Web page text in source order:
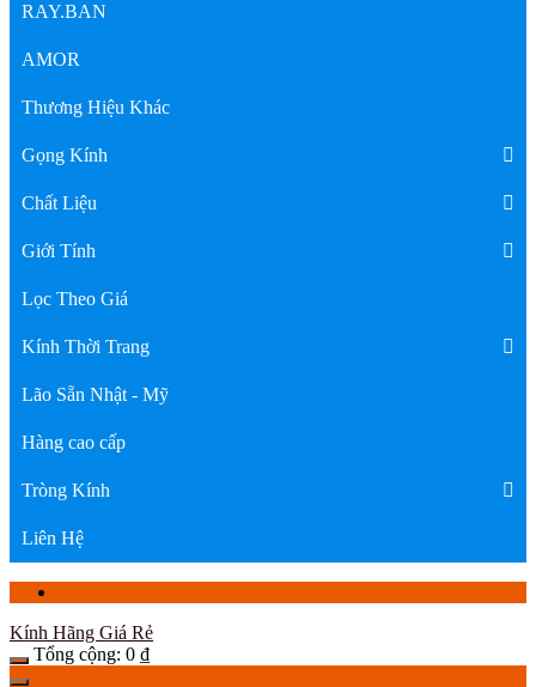
RAY.BAN
AMOR
Thương Hiệu Khác
Gọng Kính
Chất Liệu
Giới Tính
Lọc Theo Giá
Kính Thời Trang
Lão Sẵn Nhật - Mỹ
Hàng cao cấp
Tròng Kính
Liên Hệ
Kính Hãng Giá Rẻ
Tổng cộng: 0 ₫